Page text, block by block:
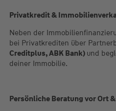
Privatkredit &
Neben der
bei Privatkrediten über
Creditplus, ABK Bank) und
deiner Immobilie.
Persönliche Beratung vor Ort